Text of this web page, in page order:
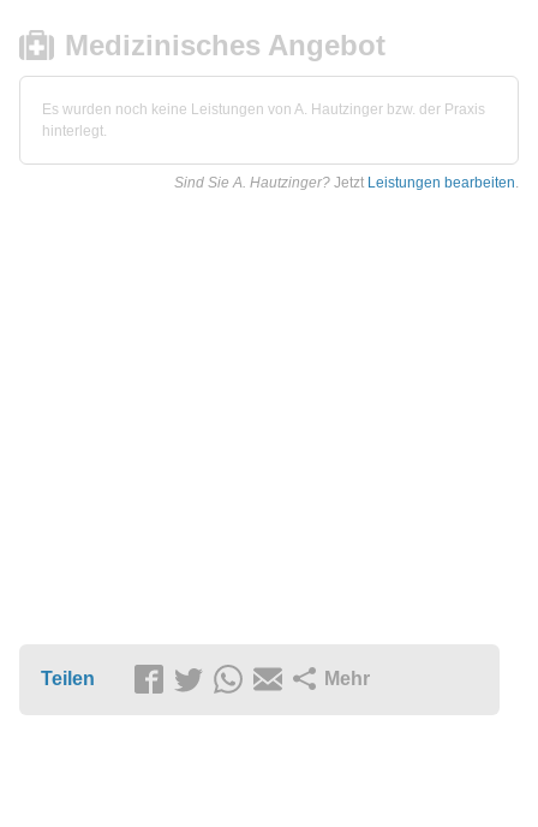
Medizinisches Angebot
Es wurden noch keine Leistungen von A. Hautzinger bzw. der Praxis
hinterlegt.
Sind Sie A. Hautzinger? Jetzt Leistungen bearbeiten.
Teilen Mehr